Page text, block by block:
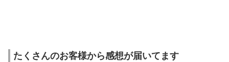
たくさんのお客様から感想が届いてます